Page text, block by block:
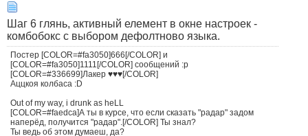
Шаг 6 глянь, активный елемент в окне настроек -
комбобокс с выбором дефолтново языка.
Постер [COLOR=#fa3050]666[/COLOR] и
[COLOR=#fa3050]1111[/COLOR] сообщений :p
[COLOR=#336699]Лакер ♥♥♥[/COLOR]
Аццкоя колбаса :D
Out of my way, i drunk as heLL
[COLOR=#faedca]А ты в курсе, что если сказать "радар" задом
наперёд, получится "радар".[/COLOR] Ты знал?
Ты ведь об этом думаеш, да?